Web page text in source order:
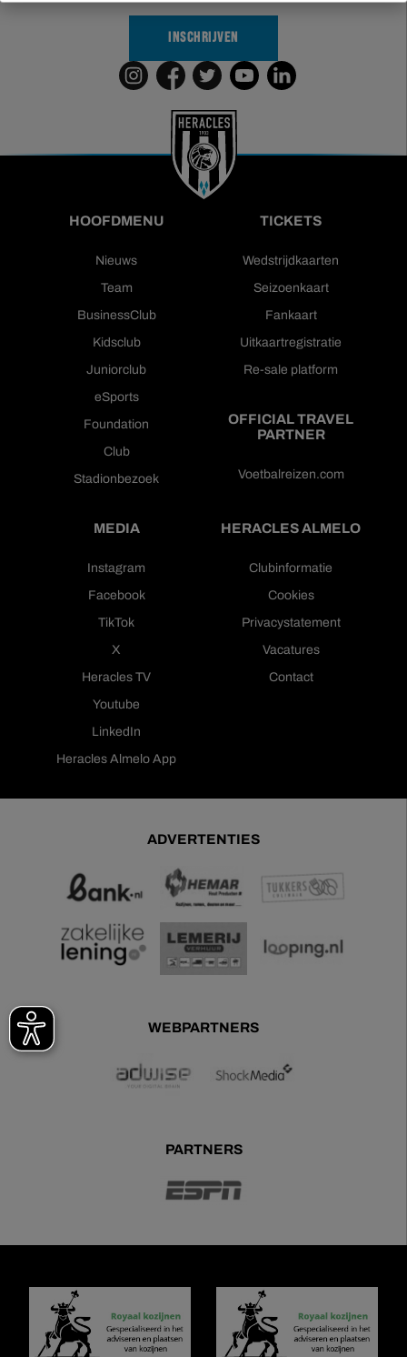
INSCHRIJVEN
HOOFDMENU
Nieuws
Team
BusinessClub
Kidsclub
Juniorclub
eSports
Foundation
Club
Stadionbezoek
TICKETS
Wedstrijdkaarten
Seizoenkaart
Fankaart
Uitkaartregistratie
Re-sale platform
OFFICIAL TRAVEL
PARTNER
Voetbalreizen.com
MEDIA
Instagram
Facebook
TikTok
X
Heracles TV
Youtube
LinkedIn
Heracles Almelo App
HERACLES ALMELO
Clubinformatie
Cookies
Privacystatement
Vacatures
Contact
ADVERTENTIES
WEBPARTNERS
PARTNERS